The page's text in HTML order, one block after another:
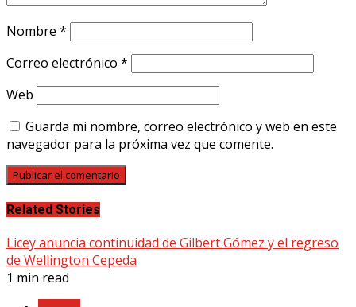
Nombre *
Correo electrónico *
Web
Guarda mi nombre, correo electrónico y web en este
navegador para la próxima vez que comente.
Related Stories
Licey anuncia continuidad de Gilbert Gómez y el regreso
de Wellington Cepeda
1 min read